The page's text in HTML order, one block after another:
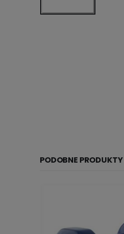
PODOBNE PRODUKTY